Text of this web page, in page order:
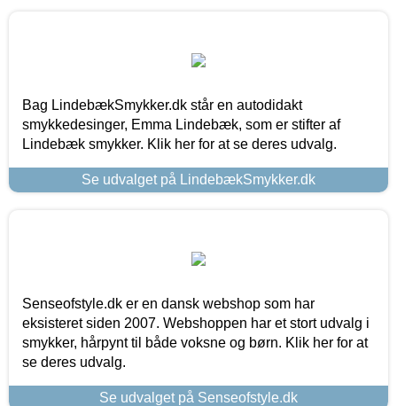
Bag LindebækSmykker.dk står en autodidakt
smykkedesinger, Emma Lindebæk, som er stifter af
Lindebæk smykker. Klik her for at se deres udvalg.
Se udvalget på LindebækSmykker.dk
Senseofstyle.dk er en dansk webshop som har
eksisteret siden 2007. Webshoppen har et stort udvalg i
smykker, hårpynt til både voksne og børn. Klik her for at
se deres udvalg.
Se udvalget på Senseofstyle.dk